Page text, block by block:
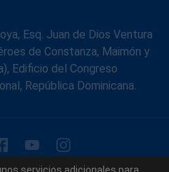
Esq. Juan de Dios Ventura
de Constanza, Maimón y
Edificio del Congreso
República Dominicana.
del Senado de la República